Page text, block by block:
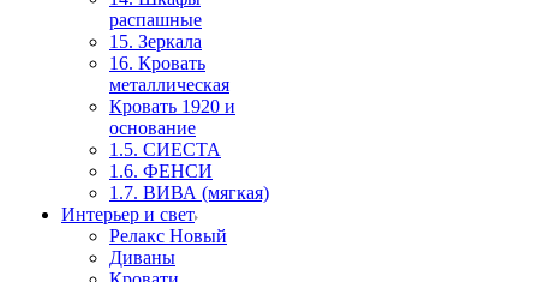
распашные
15. Зеркала
16. Кровать
металлическая
Кровать 1920 и
основание
1.5. СИЕСТА
1.6. ФЕНСИ
1.7. ВИВА (мягкая)
Интерьер и свет
Релакс Новый
Диваны